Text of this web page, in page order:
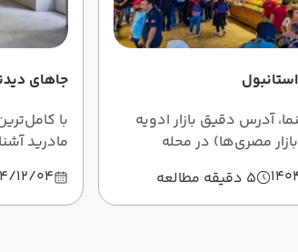
استانبول
آدرس دقیق بازار ادویه
مصری‌ها) در محله
چانه‌زنی را کامل می‌خوانید.
5 دقیقه مطالعه
جاهای
با
مادرید
نکات12/04